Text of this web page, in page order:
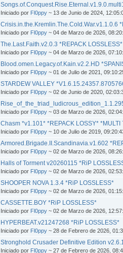
Iniciado por Fl0ppy ~ 13 de Junio de 2024,
Crisis.in.the.Kremlin.The.Cold.War.v1.1.0.6
Iniciado por Fl0ppy ~ 04 de Marzo de 2026,
The.Last.Faith.v2.0.3 *REPACK LOSSLESS*
Iniciado por Fl0ppy ~ 04 de Marzo de 2026,
Blood.omen.Legacy.of.Kain.v2.2.HD
Iniciado por Fl0ppy ~ 01 de Julio de 2021,
STARDEW VALLEY
Iniciado por Fl0ppy ~ 02 de Junio de 2020,
Iniciado por Fl0ppy ~ 03 de Marzo de 2026,
Chasm *v1.101* *REPACK LOSSY* *MULTI
Iniciado por Fl0ppy ~ 10 de Julio de 2019,
Armored.Brigade.II.Scandinavia.v1.602
Iniciado por Fl0ppy ~ 02 de Marzo de 2026,
Halls of Torment v20260115 *RiP
Iniciado por Fl0ppy ~ 02 de Marzo de 2026,
SHOOPER NOVA 1.3.4 *RiP LOSSLESS*
Iniciado por Fl0ppy ~ 02 de Marzo de 2026,
CASSETTE.BOY *RiP LOSSLESS*
Iniciado por Fl0ppy ~ 02 de Marzo de 2026,
HYPERBEAT.v21247268 *RiP LOSSLESS*
Iniciado por Fl0ppy ~ 28 de Febrero de 2026,
Stronghold Crusader Definitive Edition
Iniciado por Fl0ppy ~ 27 de Febrero de 2026,